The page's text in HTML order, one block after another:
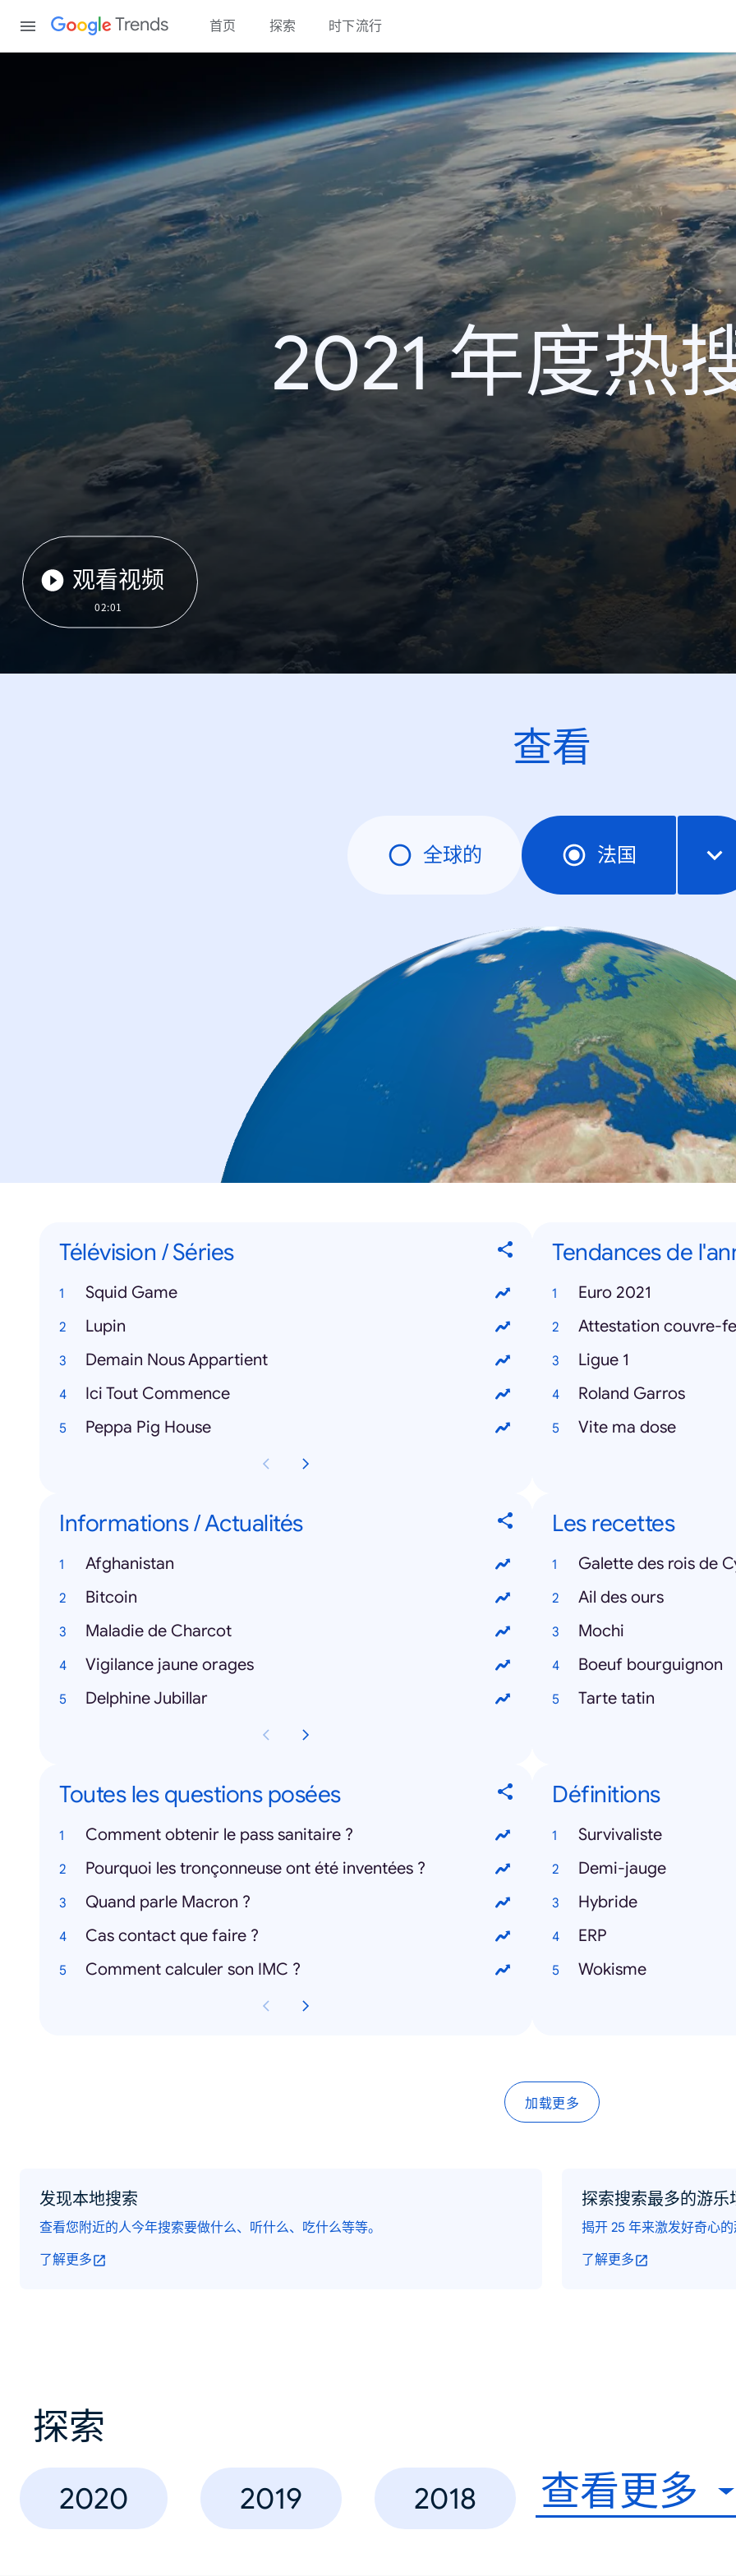
Trends 首页 探索 时下流行
2021 年度热
观看视频
02:01
查看
全球的 法国
Télévision / Séries
Squid Game
Lupin
Demain Nous Appartient
Ici Tout Commence
Peppa Pig House
Tendances de
Euro 2021
Attestation couvre-
Ligue 1
Roland Garros
Vite ma dose
Informations / Actualités
Afghanistan
Bitcoin
Maladie de Charcot
Vigilance jaune orages
Delphine Jubillar
Les recettes
Galette des rois de
Ail des ours
Mochi
Boeuf bourguignon
Tarte tatin
Toutes les questions posées
Comment obtenir le pass sanitaire ?
Pourquoi les tronçonneuse ont été inventées ?
Quand parle Macron ?
Cas contact que faire ?
Comment calculer son IMC ?
Définitions
Survivaliste
Demi-jauge
Hybride
ERP
Wokisme
加载更多
发现本地搜索
查看您附近的人今年搜索要做什么、听什么、吃什么等等。
了解更多
探索搜索最多的游乐
揭开 25 年来激发好奇心
了解更多
探索
2020 2019 2018 查看更多